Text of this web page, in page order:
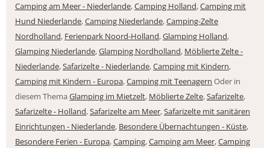
Camping am Meer - Niederlande,Camping Holland,Camping mit
Hund Niederlande,Camping Niederlande,Camping-Zelte
Nordholland, Ferienpark Noord-Holland,Glamping Holland,
Glamping Niederlande,Glamping Nordholland, Möblierte Zelte -
Niederlande,Safarizelte - Niederlande,Camping mit Kindern,
Camping mit Kindern - Europa,Camping mit Teenagern Oder in
diesem ThemaGlamping im Mietzelt, Möblierte Zelte,Safarizelte,
Safarizelte - Holland,Safarizelte am Meer,Safarizelte mit sanitären
Einrichtungen - Niederlande, Besondere Übernachtungen - Küste,
Besondere Ferien - Europa,Camping,Camping am Meer,Camping